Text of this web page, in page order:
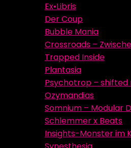
Ex•Libris
Der Coup
Bubble Mania
Crossroads –
Trapped Inside
Plantasia
Psychotrop – shifted
Ozymandias
Somnium – Modular
Schlemmer x Beats
Insights-Monster im